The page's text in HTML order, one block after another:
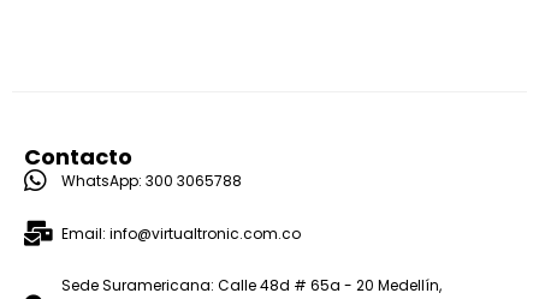
Contacto
WhatsApp: 300 3065788
Email: info@virtualtronic.com.co
Sede Suramericana: Calle 48d # 65a - 20 Medellín,